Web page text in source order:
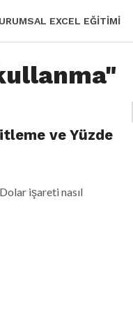
EXCEL EĞITIMI
ve Yüzde
işareti nasıl